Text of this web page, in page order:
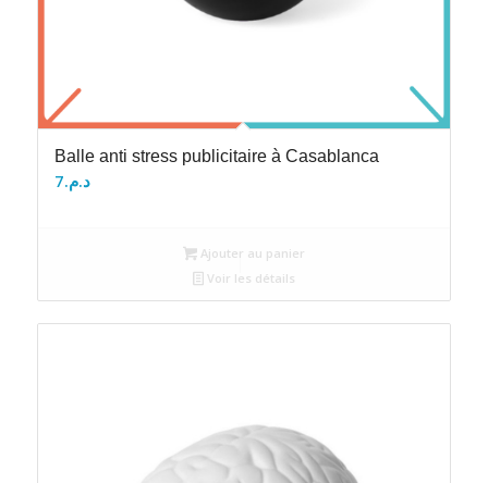
Balle anti stress publicitaire à Casablanca
د.م.7
Ajouter au panier
Voir les détails